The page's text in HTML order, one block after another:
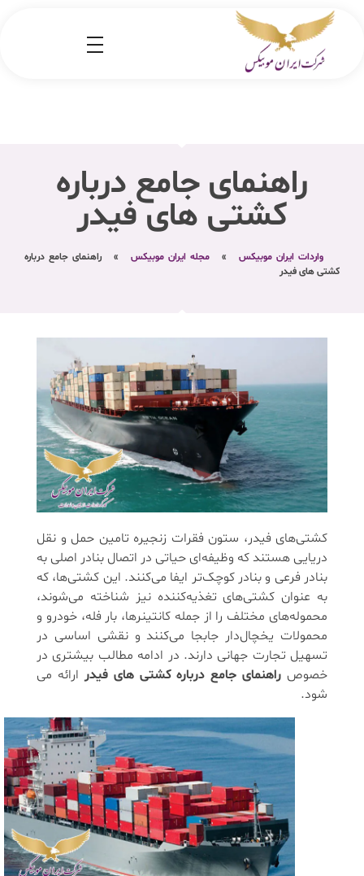
راهنمای جامع درباره
کشتی‌ های فیدر
واردات ایران موبیکس » مجله ایران موبیکس »
راهنمای جامع درباره
کشتی‌ های فیدر
کشتی‌های فیدر، ستون فقرات زنجیره تامین حمل و نقل
دریایی هستند که وظیفه‌ای حیاتی در اتصال بنادر اصلی به
بنادر فرعی و بنادر کوچک‌تر ایفا می‌کنند. این کشتی‌ها، که
به عنوان کشتی‌های تغذیه‌کننده نیز شناخته می‌شوند،
محموله‌های مختلف را از جمله کانتینرها، بار فله، خودرو و
محمولات یخچال‌دار جابجا می‌کنند و نقشی اساسی در
تسهیل تجارت جهانی دارند. در ادامه مطالب بیشتری در
خصوص راهنمای جامع درباره کشتی‌ های فیدر ارائه می
شود.